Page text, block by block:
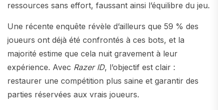
ressources sans effort, faussant ainsi l’équilibre du jeu.
Une récente enquête révèle d’ailleurs que 59 % des
joueurs ont déjà été confrontés à ces bots, et la
majorité estime que cela nuit gravement à leur
expérience. Avec Razer ID, l’objectif est clair :
restaurer une compétition plus saine et garantir des
parties réservées aux vrais joueurs.